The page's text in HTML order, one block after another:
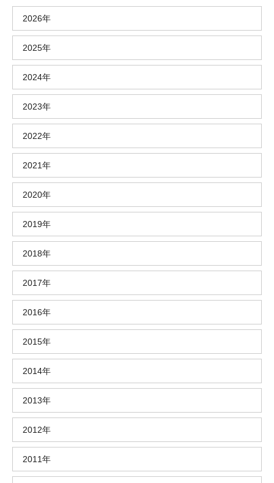
2026年
2025年
2024年
2023年
2022年
2021年
2020年
2019年
2018年
2017年
2016年
2015年
2014年
2013年
2012年
2011年